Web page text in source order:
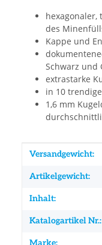
hexagonaler,
des
Kappe und
Schwarz und
extrastarke
in 10
1,6 mm
Wert
Versandgewicht:
Artikelgewicht:
Inhalt:
Katalogartikel Nr.:
Marke: